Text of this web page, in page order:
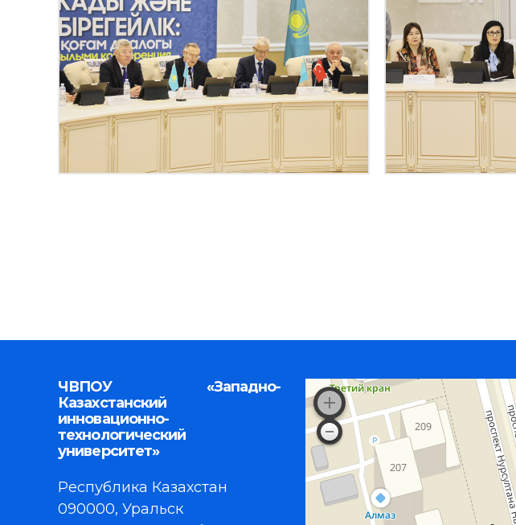
ЧВПОУ «Западно-
Казахстанский
инновационно-
технологический
университет»
Республика Казахстан
090000, Уральск